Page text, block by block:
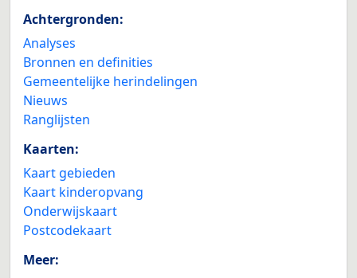
Achtergronden:
Analyses
Bronnen en definities
Gemeentelijke herindelingen
Nieuws
Ranglijsten
Kaarten:
Kaart gebieden
Kaart kinderopvang
Onderwijskaart
Postcodekaart
Meer: